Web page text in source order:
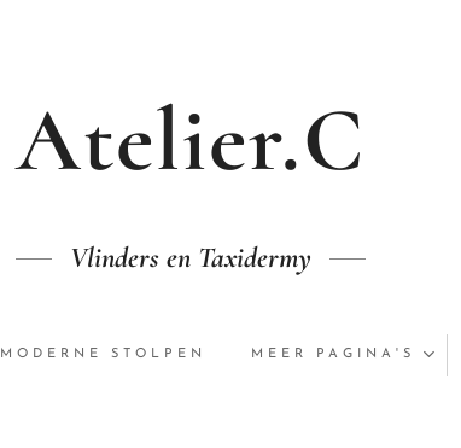
Atelier.C
Vlinders en Taxidermy
MODERNE STOLPEN MEER PAGINA'S